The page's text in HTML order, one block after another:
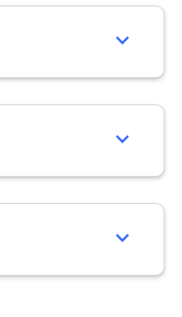
expand_more
expand_more
expand_more